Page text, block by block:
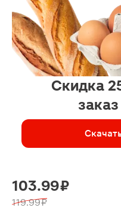
Скидка
103.99 ₽
119.99 ₽